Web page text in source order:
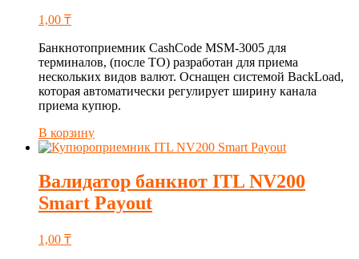
1,00 ₸
Банкнотоприемник CashCode MSM-3005 для
терминалов, (после ТО) разработан для приема
нескольких видов валют. Оснащен системой BackLoad,
которая автоматически регулирует ширину канала
приема купюр.
В корзину
Валидатор банкнот ITL NV200
Smart Payout
1,00 ₸